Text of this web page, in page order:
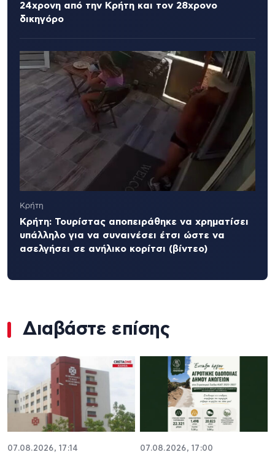
24χρονη από την Κρήτη και τον 28χρονο
δικηγόρο
Κρήτη
Κρήτη: Τουρίστας αποπειράθηκε να χρηματίσει
υπάλληλο για να συναινέσει έτσι ώστε να
ασελγήσει σε ανήλικο κορίτσι (βίντεο)
Διαβάστε επίσης
07.08.2026, 17:14 07.08.2026, 17:00